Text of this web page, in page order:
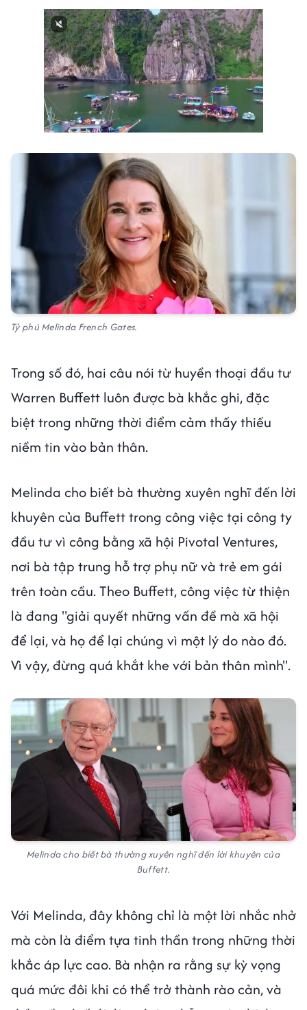
Next video in 2 Cancel
Tỷ phú Melinda French Gates.
Trong số đó, hai câu nói từ huyền thoại đầu tư
Warren Buffett luôn được bà khắc ghi, đặc
biệt trong những thời điểm cảm thấy thiếu
niềm tin vào bản thân.
Melinda cho biết bà thường xuyên nghĩ đến lời
khuyên của Buffett trong công việc tại công ty
đầu tư vì công bằng xã hội Pivotal Ventures,
nơi bà tập trung hỗ trợ phụ nữ và trẻ em gái
trên toàn cầu. Theo Buffett, công việc từ thiện
là đang "giải quyết những vấn đề mà xã hội
để lại, và họ để lại chúng vì một lý do nào đó.
Vì vậy, đừng quá khắt khe với bản thân mình".
Melinda cho biết bà thường xuyên nghĩ đến lời khuyên của
Buffett.
Với Melinda, đây không chỉ là một lời nhắc nhở
mà còn là điểm tựa tinh thần trong những thời
khắc áp lực cao. Bà nhận ra rằng sự kỳ vọng
quá mức đôi khi có thể trở thành rào cản, và